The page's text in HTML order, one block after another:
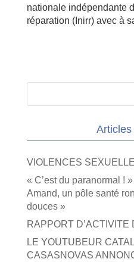
nationale indépendante
réparation (Inirr) avec à
VIOLENCES
« C’est du paranormal !
Amand, un pôle santé
douces »
RAPPORT D’ACTIVITE
LE YOUTUBEUR
CASASNOVAS